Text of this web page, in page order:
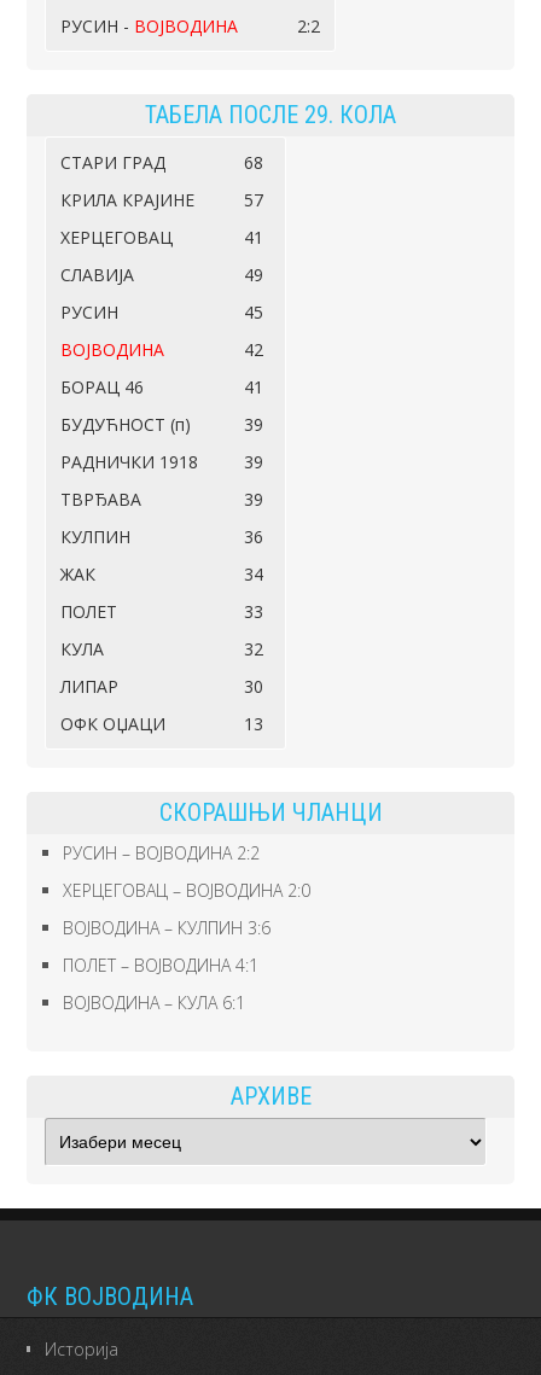
РУСИН - ВОЈВОДИНА 2:2
ТАБЕЛА ПОСЛЕ 29. КОЛА
СТАРИ ГРАД
68
КРИЛА КРАЈИНЕ
57
ХЕРЦЕГОВАЦ
41
СЛАВИЈА
49
РУСИН
45
ВОЈВОДИНА
42
БОРАЦ 46
41
БУДУЋНОСТ (п)
39
РАДНИЧКИ 1918
39
ТВРЂАВА
39
КУЛПИН
36
ЖАК
34
ПОЛЕТ
33
КУЛА
32
ЛИПАР
30
ОФК ОЏАЦИ
13
СКОРАШЊИ ЧЛАНЦИ
РУСИН – ВОЈВОДИНА 2:2
ХЕРЦЕГОВАЦ – ВОЈВОДИНА 2:0
ВОЈВОДИНА – КУЛПИН 3:6
ПОЛЕТ – ВОЈВОДИНА 4:1
ВОЈВОДИНА – КУЛА 6:1
АРХИВЕ
ФК ВОЈВОДИНА
Историја